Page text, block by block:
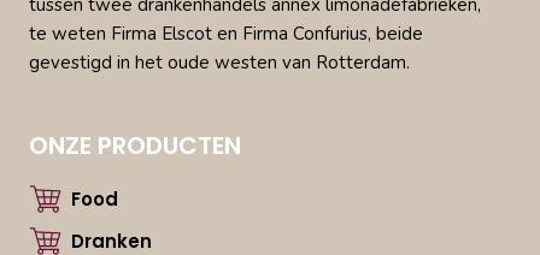
te weten Firma Elscot en Firma Confurius, beide
gevestigd in het oude westen van Rotterdam.
ONZE PRODUCTEN
Food
Dranken